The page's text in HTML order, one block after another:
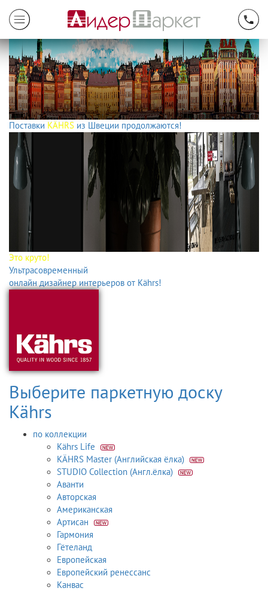
Поставки KÄHRS из Швеции продолжаются!
Это круто!
Ультрасовременный
онлайн дизайнер интерьеров от Kährs!
Выберите паркетную доску
Kährs
по коллекции
Kährs Life
KÄHRS Master (Английская ёлка)
STUDIO Collection (Англ.ёлка)
Аванти
Авторская
Американская
Артисан
Гармония
Гётеланд
Европейская
Европейский ренессанс
Канвас